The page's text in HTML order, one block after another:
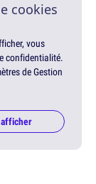
cookies
vous
confidentialité.
de Gestion